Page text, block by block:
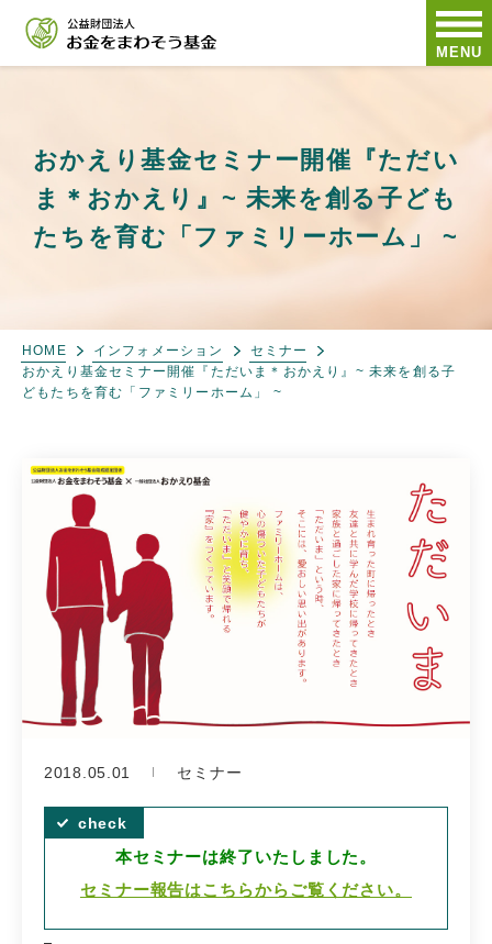
MENU
おかえり基金セミナー開催『ただい
ま＊おかえり』~ 未来を創る子ども
たちを育む「ファミリーホーム」 ~
HOME インフォメーション
セミナー
おかえり基金セミナー開催『ただいま＊おかえり』~ 未来を創る子
どもたちを育む「ファミリーホーム」 ~
2018.05.01 セミナー
本セミナーは終了いたしました。
セミナー報告はこちらからご覧ください。